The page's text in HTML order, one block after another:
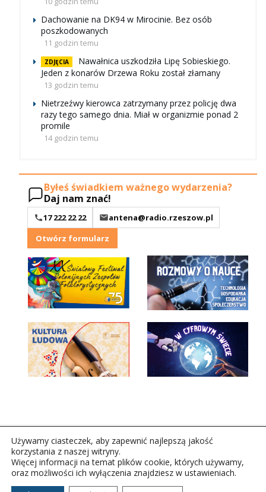
Dachowanie na DK94 w Mirocinie. Bez osób
poszkodowanych
11 godzin temu
ZDJĘCIA
Nawałnica uszkodziła Lipę Sobieskiego.
Jeden z konarów Drzewa Roku został złamany
13 godzin temu
Nietrzeźwy kierowca zatrzymany przez policję dwa
razy tego samego dnia. Miał w organizmie ponad 2
promile
14 godzin temu
Byłeś świadkiem ważnego wydarzenia?
Daj nam znać!
17 222 22 22
antena@radio.rzeszow.pl
Otwórz formularz
Copyright © 2026Polskie Radio Rzeszów S.A. w likwidacj.
Używamy ciasteczek, aby zapewnić najlepszą jakość
korzystania z naszej witryny.
Więcej informacji na temat plików cookie, których używamy,
oraz możliwości ich wyłączenia znajdziesz w ustawieniach.